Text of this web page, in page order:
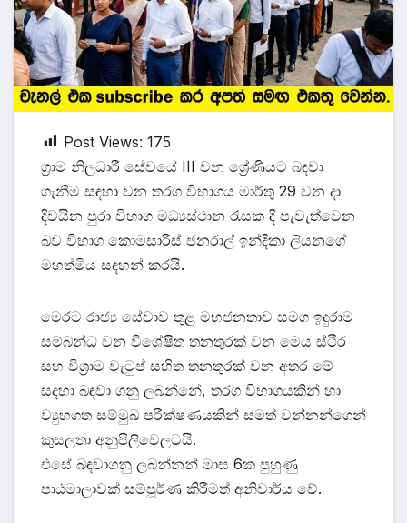
Post Views: 175
ග්‍රාම නිලධාරී සේවයේ III වන ශ්‍රේණියට බඳවා
ගැනීම සඳහා වන තරග විභාගය මාර්තු 29 වන දා
දිවයින පුරා විභාග මධ්‍යස්ථාන රැසක දී පැවැත්වෙන
බව විභාග කොමසාරිස් ජනරාල් ඉන්දිකා ලියනගේ
මහත්මිය සඳහන් කරයි.
මෙරට රාජ්‍ය සේවාව තුළ මහජනතාව සමග ඉදුරාම
සම්බන්ධ වන විශේෂිත තනතුරක් වන මෙය ස්ථීර
සහ විශ්‍රාම වැටුප් සහිත තනතුරක් වන අතර මේ
සදහා බඳවා ගනු ලබන්නේ, තරග විභාගයකින් හා
ව්‍යුහගත සම්මුඛ පරීක්ෂණයකින් සමත් වන්නන්ගෙන්
කුසලතා අනුපිලිවෙලටයි.
එසේ බඳවාගනු ලබන්නන් මාස 6ක පුහුණු
පාඨමාලාවක් සම්පූර්ණ කිරීමත් අනිවාර්ය වේ.